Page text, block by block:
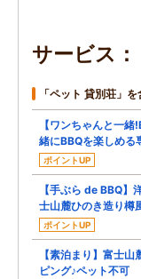
サービス
「ペット 貸別荘」
【ワンちゃんと一
緒にBBQを楽しめる
ポイントUP
【手ぶら de BBQ
士山麓ひのき造り樽
ポイントUP
【素泊まり】富士
ピング♪ペット不可